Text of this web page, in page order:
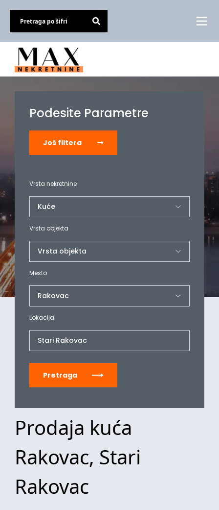
Podesite Parametre
Još filtera
Vrsta nekretnine
Vrsta objekta
Mesto
Lokacija
Stari Rakovac
Pretraga
Prodaja kuća
Rakovac, Stari
Rakovac